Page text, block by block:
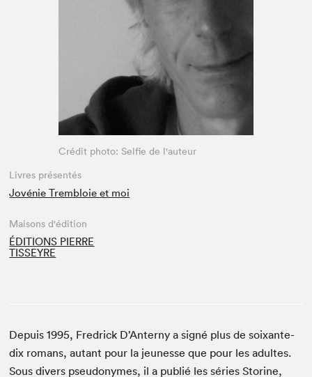
Crédit photo: Selfie de l'auteur
Livres présentés
Jovénie Trembloie et moi
Maisons d'édition
ÉDITIONS PIERRE
TISSEYRE
Depuis 1995, Fredrick D’Anterny a signé plus de soixante-
dix romans, autant pour la jeunesse que pour les adultes.
Sous divers pseudonymes, il a publié les séries Storine,